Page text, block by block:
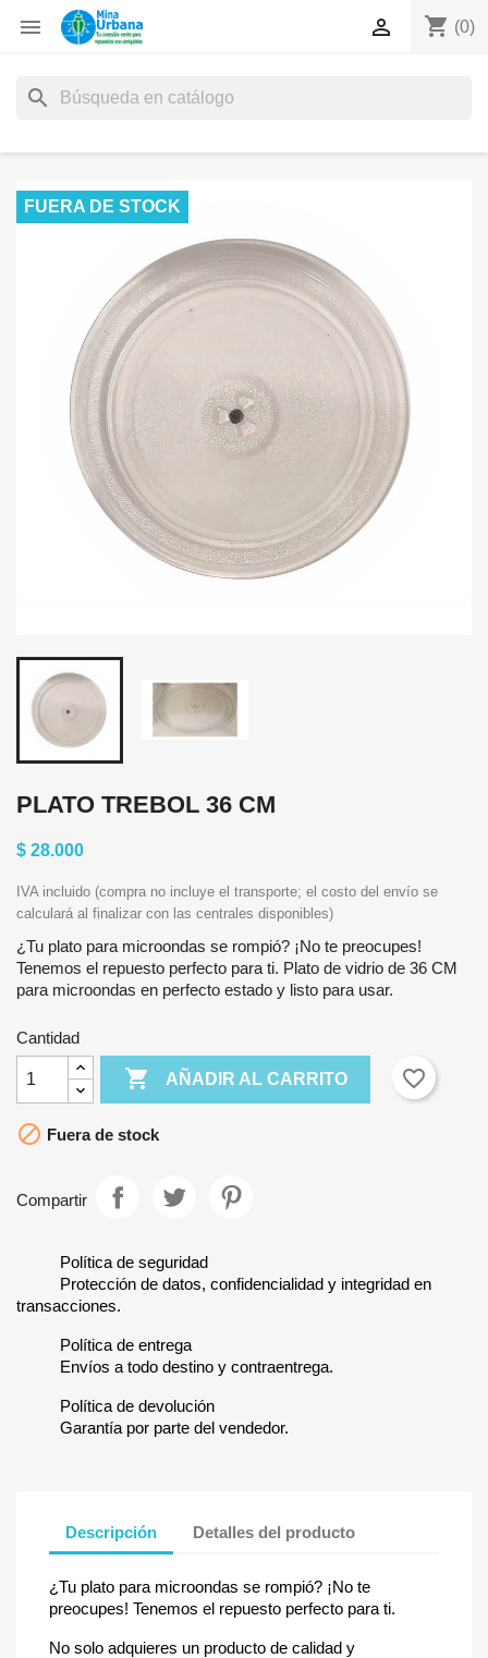
 shopping_cart (0)

search
FUERA DE STOCK
PLATO TREBOL 36 CM
$ 28.000
IVA incluido (compra no incluye el transporte; el costo del envío se
calculará al finalizar con las centrales disponibles)
¿Tu plato para microondas se rompió? ¡No te preocupes!
Tenemos el repuesto perfecto para ti. Plato de vidrio de 36 CM
para microondas en perfecto estado y listo para usar.
Cantidad
 AÑADIR AL CARRITO favorite_border
 Fuera de stock
Compartir
Política de seguridad
Protección de datos, confidencialidad y integridad en
transacciones.
Política de entrega
Envíos a todo destino y contraentrega.
Política de devolución
Garantía por parte del vendedor.
Descripción Detalles del producto
¿Tu plato para microondas se rompió? ¡No te
preocupes! Tenemos el repuesto perfecto para ti.
No solo adquieres un producto de calidad y